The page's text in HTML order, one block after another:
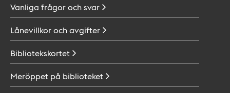
Vanliga frågor ochsvar
Lånevillkor ochavgifter
Bibliotekskortet
Meröppet på biblioteket